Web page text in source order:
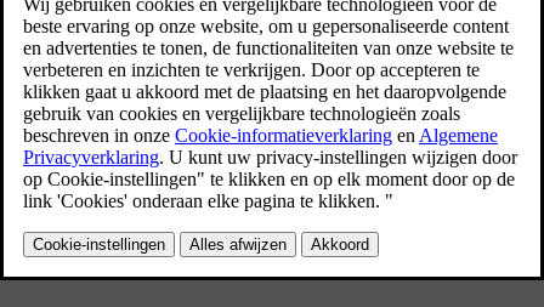
Het systeem zorgt ervoor dat de auto bestuurbaar blijft, waardoor het
bijvoorbeeld gemakkelijker is om obstakels te ontwijken. Bij
activering van deze functie kunt u trillingen in het rempedaal voelen.
Dit is volkomen normaal.
Wanneer u het rempedaal loslaat nadat de motor is aangeslagen, gaat
een kortdurende, automatische test van het ABS van start. Het is
mogelijk dat er op een lage snelheid nóg een automatische test van
het ABS plaatsvindt. Deze test is waarneembaar in de vorm van